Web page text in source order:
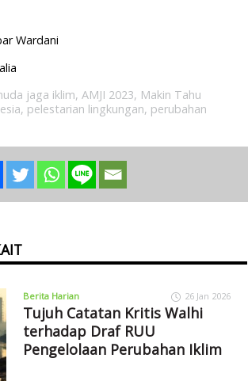
Wardani
jaga iklim,AMJI 2023, Makin Tahu
, pelestarian lingkungan, perubahan
Berita Harian 26 Jan 2026
Tujuh Catatan Kritis Walhi
terhadap Draf RUU
Pengelolaan Perubahan Iklim